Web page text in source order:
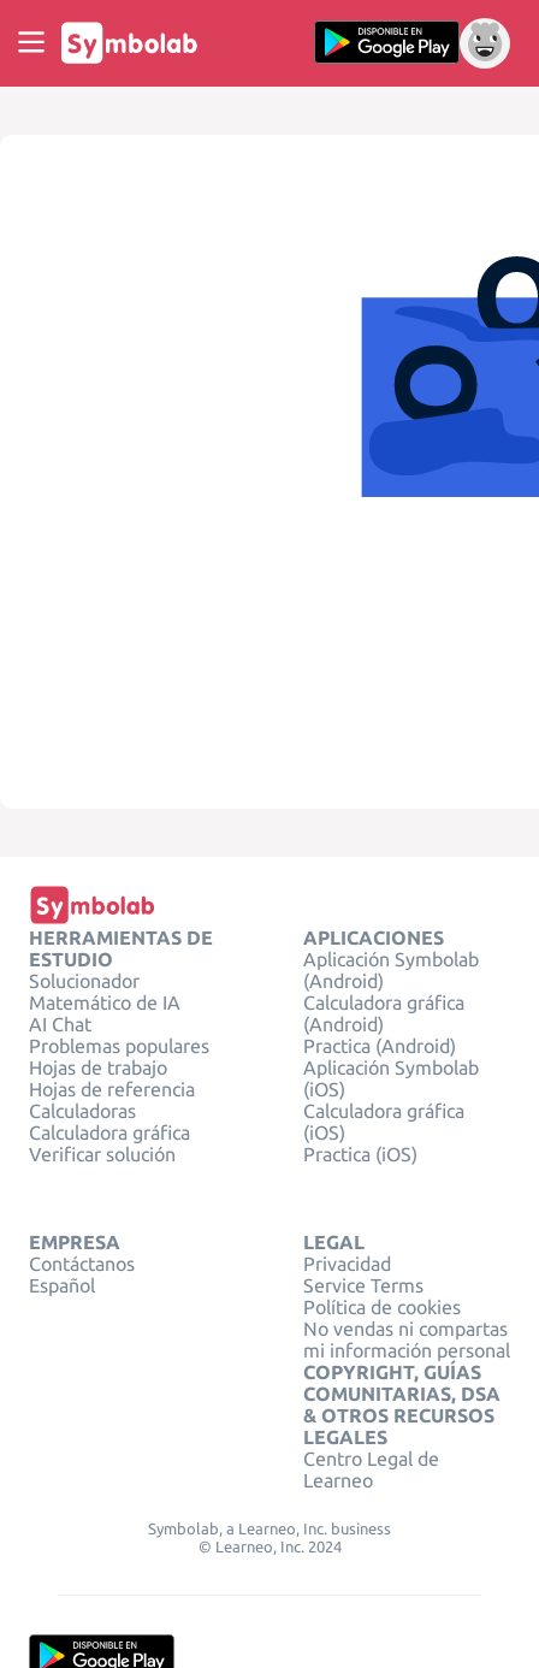
HERRAMIENTAS DE
ESTUDIO
Solucionador
Matemático de IA
AI Chat
Problemas populares
Hojas de trabajo
Hojas de referencia
Calculadoras
Calculadora gráfica
Verificar solución
APLICACIONES
Aplicación Symbolab
(Android)
Calculadora gráfica
(Android)
Practica (Android)
Aplicación Symbolab
(iOS)
Calculadora gráfica
(iOS)
Practica (iOS)
EMPRESA
Contáctanos
Español
LEGAL
Privacidad
Service Terms
Política de cookies
No vendas ni compartas
mi información personal
COPYRIGHT, GUÍAS
COMUNITARIAS, DSA
& OTROS RECURSOS
LEGALES
Centro Legal de
Learneo
Symbolab, a Learneo, Inc. business
© Learneo, Inc. 2024